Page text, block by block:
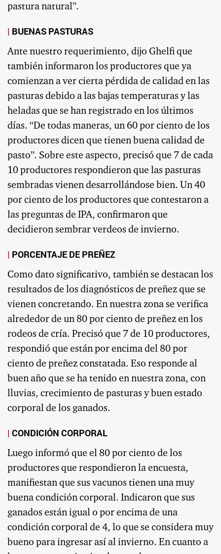
pastura natural”.
BUENAS PASTURAS
Ante nuestro requerimiento, dijo Ghelfi que
también informaron los productores que ya
comienzan a ver cierta pérdida de calidad en las
pasturas debido a las bajas temperaturas y las
heladas que se han registrado en los últimos
días. “De todas maneras, un 60 por ciento de los
productores dicen que tienen buena calidad de
pasto”. Sobre este aspecto, precisó que 7 de cada
10 productores respondieron que las pasturas
sembradas vienen desarrollándose bien. Un 40
por ciento de los productores que contestaron a
las preguntas de IPA, confirmaron que
decidieron sembrar verdeos de invierno.
PORCENTAJE DE PREÑEZ
Como dato significativo, también se destacan los
resultados de los diagnósticos de preñez que se
vienen concretando. En nuestra zona se verifica
alrededor de un 80 por ciento de preñez en los
rodeos de cría. Precisó que 7 de 10 productores,
respondió que están por encima del 80 por
ciento de preñez constatada. Eso responde al
buen año que se ha tenido en nuestra zona, con
lluvias, crecimiento de pasturas y buen estado
corporal de los ganados.
CONDICIÓN CORPORAL
Luego informó que el 80 por ciento de los
productores que respondieron la encuesta,
manifiestan que sus vacunos tienen una muy
buena condición corporal. Indicaron que sus
ganados están igual o por encima de una
condición corporal de 4, lo que se considera muy
bueno para ingresar así al invierno. En cuanto a